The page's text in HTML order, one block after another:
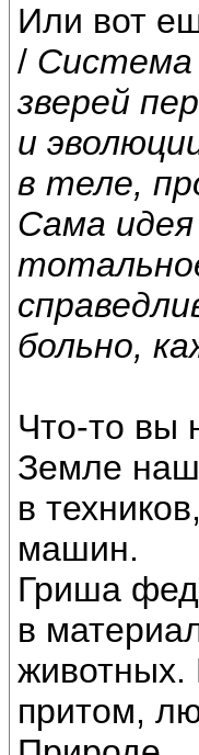
Или вот
/ Система
зверей
и
в теле,
Сама
больно,
Что-то вы
Земле
в
машин.
Гриша
в
притом,